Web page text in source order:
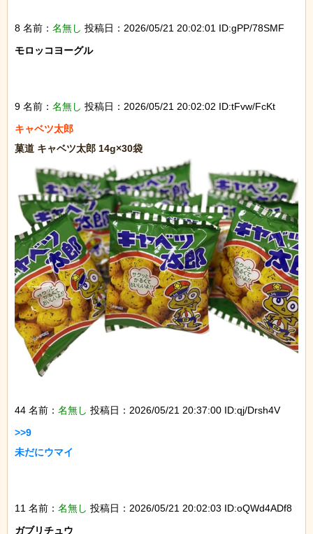
8 名前： 名無し 投稿日：2026/05/21 20:02:01 ID:gPP/78SMF
モロッコヨーグル
9 名前： 名無し 投稿日：2026/05/21 20:02:02 ID:tFvw/FcKt
44 名前： 名無し 投稿日：2026/05/21 20:37:00 ID:qj/Drsh4V
>>9
未だにウマイ
11 名前： 名無し 投稿日：2026/05/21 20:02:03 ID:oQWd4ADf8
ガブリチュウ